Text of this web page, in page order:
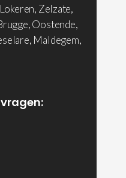
Zelzate,
Oostende,
Maldegem,